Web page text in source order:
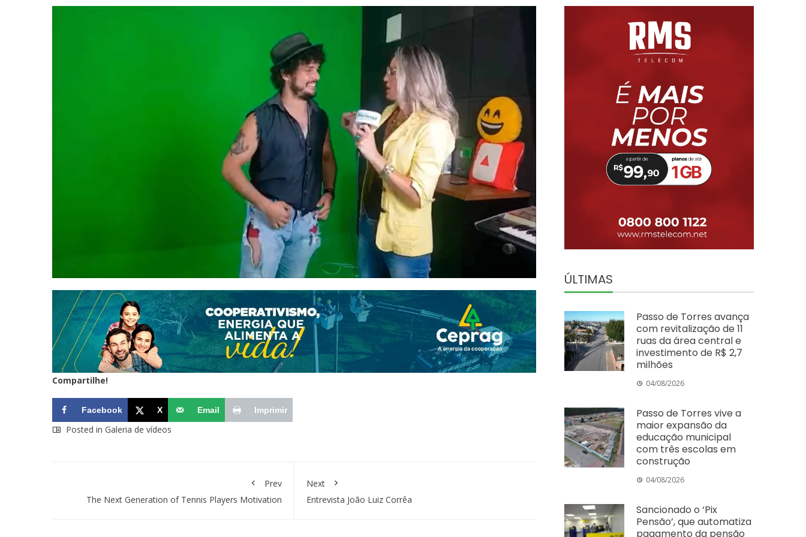
Compartilhe!
Facebook X Email Imprimir
Posted in Galeria de vídeos
Prev
The Next Generation of Tennis Players Motivation
Next
Entrevista João Luiz Corrêa
ÚLTIMAS
Passo de Torres avança
com revitalização de 11
ruas da área central e
investimento de R$ 2,7
milhões
04/08/2026
Passo de Torres vive a
maior expansão da
educação municipal
com três escolas em
construção
04/08/2026
Sancionado o ‘Pix
Pensão’, que automatiza
pagamento da pensão